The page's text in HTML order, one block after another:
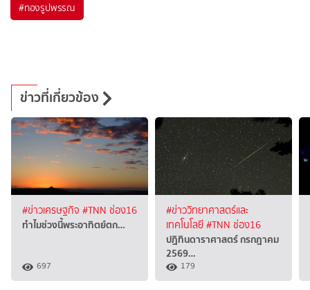
#ทองรูปพรรณ
ข่าวที่เกี่ยวข้อง
#ข่าวเศรษฐกิจ #TNN ช่อง16
ทำไมช่วงนี้พระอาทิตย์ตก…
697
#ข่าววิทยาศาสตร์และ
เทคโนโลยี#TNN ช่อง16
ปฏิทินดาราศาสตร์ กรกฎาคม
2569…
179